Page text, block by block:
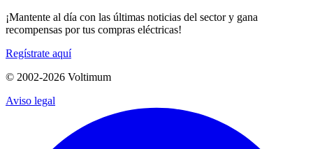
¡Mantente al día con las últimas noticias del sector y gana
recompensas por tus compras eléctricas!
Regístrate aquí
© 2002-2026 Voltimum
Aviso legal